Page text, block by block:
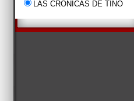
LAS CRONICAS DE TINO